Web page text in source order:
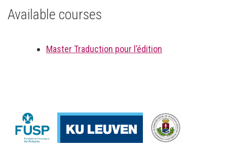
Available courses
Master Traduction pour l’édition